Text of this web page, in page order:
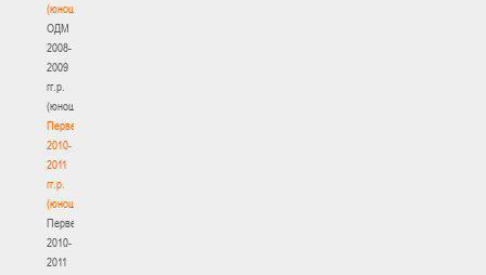
(юноши)
ОДМ
2008-
2009
гг.р.
(юноши)
Первенство
2010-
2011
гг.р.
(юноши)
Первенство
2010-
2011